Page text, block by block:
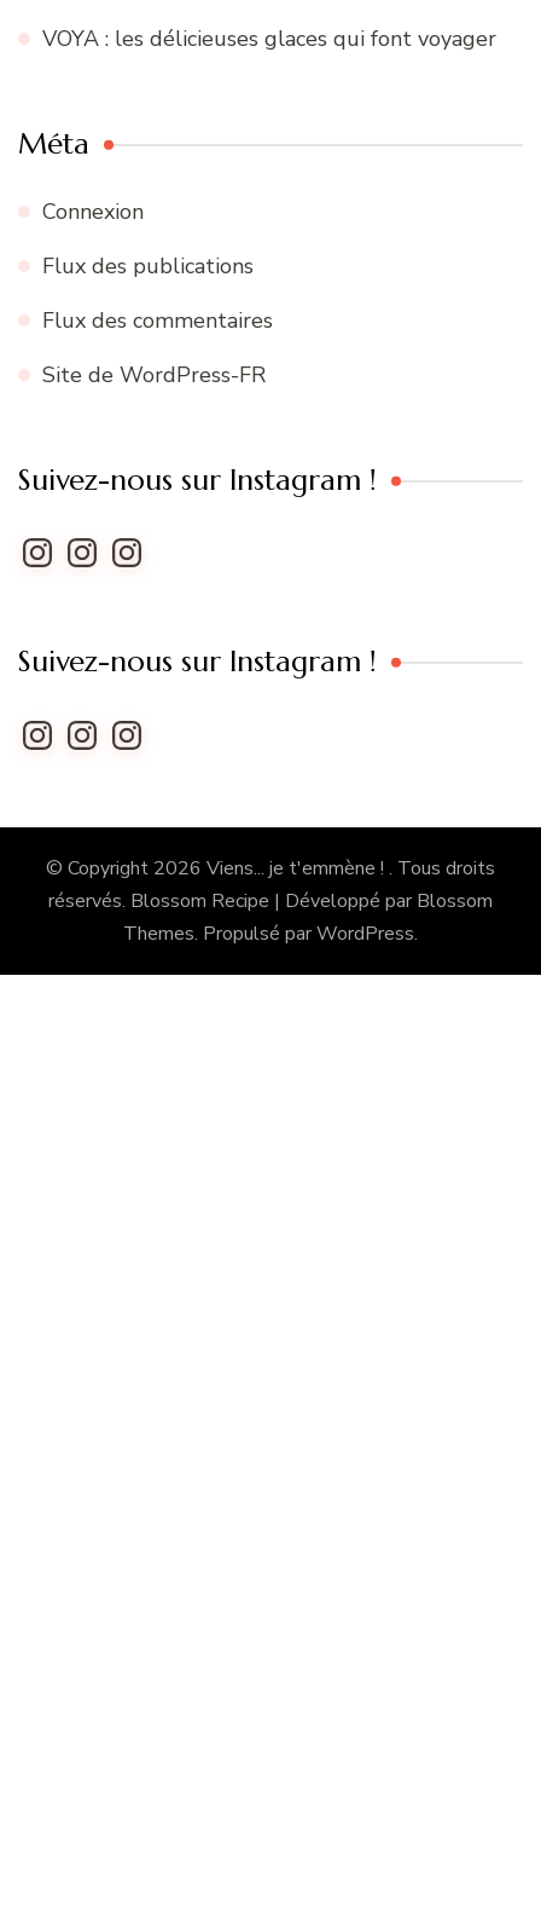
VOYA : les délicieuses glaces qui font voyager
Méta
Connexion
Flux des publications
Flux des commentaires
Site de WordPress-FR
Suivez-nous sur Instagram !
Instagram
InstagramInstagram
Suivez-nous sur Instagram !
Instagram
InstagramInstagram
© Copyright 2026 Viens... je t'emmène ! . Tous droits
réservés. Blossom Recipe | Développé par Blossom
Themes. Propulsé parWordPress.